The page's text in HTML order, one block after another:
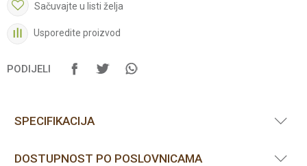
Sačuvajte u listi želja
Usporedite proizvod
PODIJELI
SPECIFIKACIJA
DOSTUPNOST PO POSLOVNICAMA